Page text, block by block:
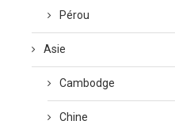
Pérou
Asie
Cambodge
Chine